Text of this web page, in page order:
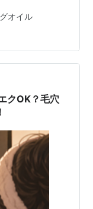
結論から言う
栓を崩して
ァンケル 毛穴
洗い上げたい
のクレンジン
オイル
クOK？毛穴